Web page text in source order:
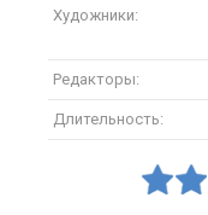
Художники:
Редакторы:
Длительность: